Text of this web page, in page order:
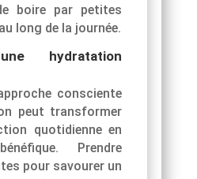
boire par petites
long de la journée.
hydratation
consciente
peut transformer
quotidienne en
Prendre
pour savourer un